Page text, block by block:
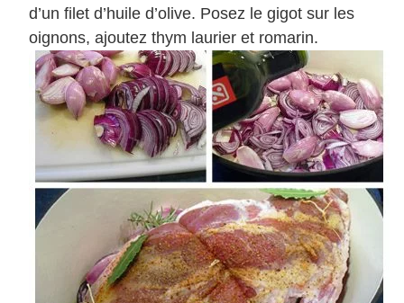
d’un filet d’huile d’olive. Posez le gigot sur les
oignons, ajoutez thym laurier et romarin.